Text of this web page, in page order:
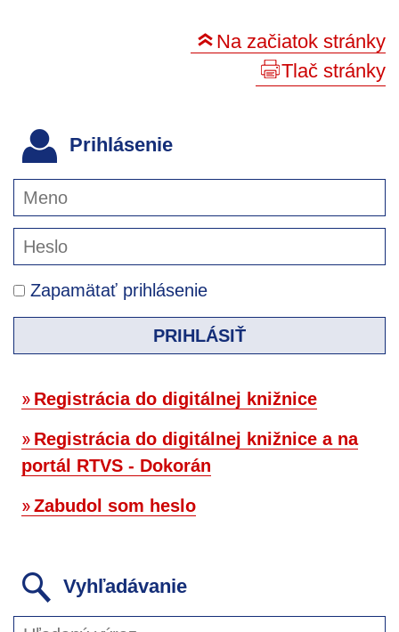
Na začiatok stránky
Tlač stránky
Prihlásenie
Zapamätať prihlásenie
PRIHLÁSIŤ
Registrácia do digitálnej knižnice
Registrácia do digitálnej knižnice a na
portál RTVS - Dokorán
Zabudol som heslo
Vyhľadávanie